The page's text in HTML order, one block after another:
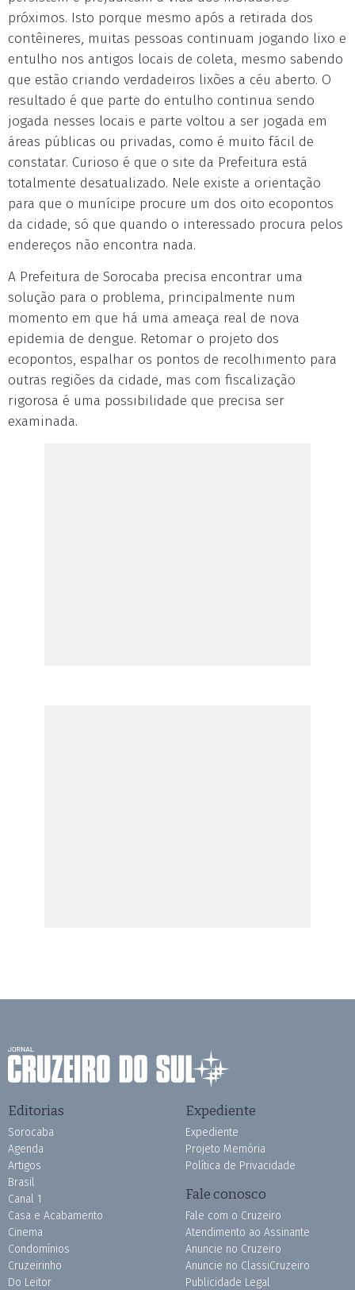
próximos. Isto porque mesmo após a retirada dos
contêineres, muitas pessoas continuam jogando lixo e
entulho nos antigos locais de coleta, mesmo sabendo
que estão criando verdadeiros lixões a céu aberto. O
resultado é que parte do entulho continua sendo
jogada nesses locais e parte voltou a ser jogada em
áreas públicas ou privadas, como é muito fácil de
constatar. Curioso é que o site da Prefeitura está
totalmente desatualizado. Nele existe a orientação
para que o munícipe procure um dos oito ecopontos
da cidade, só que quando o interessado procura pelos
endereços não encontra nada.
A Prefeitura de Sorocaba precisa encontrar uma
solução para o problema, principalmente num
momento em que há uma ameaça real de nova
epidemia de dengue. Retomar o projeto dos
ecopontos, espalhar os pontos de recolhimento para
outras regiões da cidade, mas com fiscalização
rigorosa é uma possibilidade que precisa ser
examinada.
Editorias
Sorocaba
Agenda
Artigos
Brasil
Canal 1
Casa e Acabamento
Cinema
Condomínios
Cruzeirinho
Do Leitor
Expediente
Expediente
Projeto Memória
Política de Privacidade
Fale conosco
Fale com o Cruzeiro
Atendimento ao Assinante
Anuncie no Cruzeiro
Anuncie no ClassiCruzeiro
Publicidade Legal